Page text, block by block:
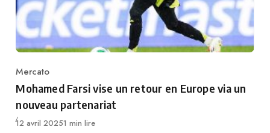
Category
Mercato
Mohamed Farsi vise un retour en Europe via un
nouveau partenariat
Publié
12 avril 20251 min lire